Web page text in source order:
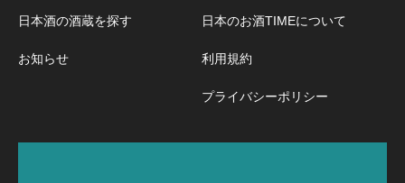
日本酒の酒蔵を探す
お知らせ
日本のお酒TIMEについて
利用規約
プライバシーポリシー